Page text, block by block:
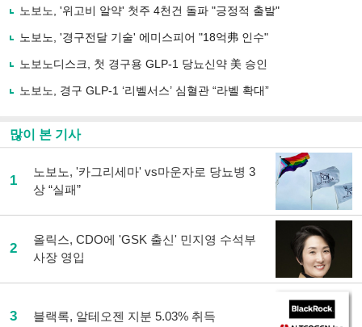
사
유
기
노보노, '위고비 알약' 첫주 4천건 돌파 "긍정적 출발"
노보노, '경구전달 기술' 에미스피어 "18억弗 인수"
노보노디스크, 첫 경구용 GLP-1 당뇨신약 美 승인
노보노, 경구 GLP-1 ‘리벨서스’ 심혈관 “라벨 확대”
많이 본 기사
1
노보노, '카그리세마' vs마운자로 당뇨병 3
상 “실패”
2
올릭스, CDO에 'GSK 출신' 민지영 수석부
사장 영입
3 블랙록, 알테오젠 지분 5.03% 취득